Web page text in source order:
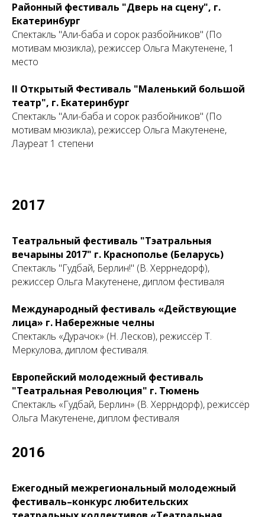
Районный фестиваль "Дверь на сцену", г.
Екатеринбург
Спектакль "Али-баба и сорок разбойников" (По
мотивам мюзикла), режиссер Ольга Макутенене, 1
место
II Открытый Фестиваль "Маленький большой
театр", г. Екатеринбург
Спектакль "Али-баба и сорок разбойников" (По
мотивам мюзикла), режиссер Ольга Макутенене,
Лауреат 1 степени
2017
Театральный фестиваль "Тэатральныя
вечарыны 2017" г. Краснополье (Беларусь)
Спектакль "Гудбай, Берлин!" (В. Херрнедорф),
режиссер Ольга Макутенене, диплом фестиваля
Международный фестиваль «Действующие
лица» г. Набережные челны
Cпектакль «Дурачок» (Н. Лесков), режиссёр Т.
Меркулова, диплом фестиваля.
Европейский молодежный фестиваль
"Театральная Революция" г. Тюмень
Cпектакль «Гудбай, Берлин» (В. Херрндорф), режиссёр
Ольга Макутенене, диплом фестиваля
2016
Ежегодный межрегиональный молодежный
фестиваль–конкурс любительских